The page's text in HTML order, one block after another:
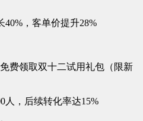
，客单价提升28%
费领取双十二试用礼包（限新
人，后续转化率达15%